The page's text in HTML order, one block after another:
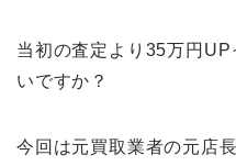
当初の査定より35万円
いですか？
今回は元買取業者の元店